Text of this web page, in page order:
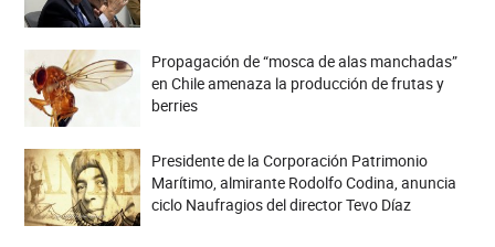
Propagación de “mosca de alas manchadas”
en Chile amenaza la producción de frutas y
berries
Presidente de la Corporación Patrimonio
Marítimo, almirante Rodolfo Codina, anuncia
ciclo Naufragios del director Tevo Díaz